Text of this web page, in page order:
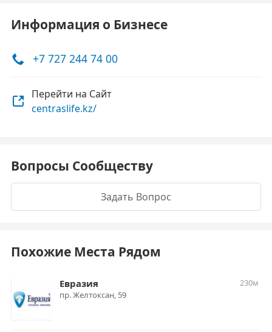
Информация о Бизнесе
+7 727 244 74 00
Перейти на Сайт
centraslife.kz/
Вопросы Сообществу
Задать Вопрос
Похожие Места Рядом
Евразия
230м
пр. Желтоксан, 59